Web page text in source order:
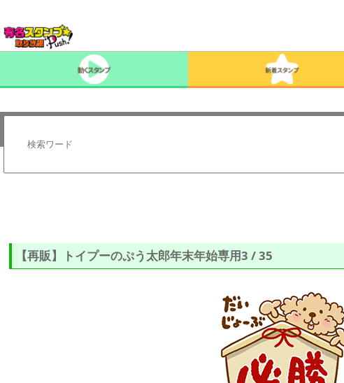
【再販】トイプーのぷう太郎年末年始専用3 / 35